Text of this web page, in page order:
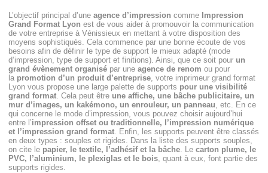
L’objectif principal d’uneagence d’impression comme Impression
Grand Format Lyon est de vous aider à promouvoir la communication
de votre entreprise à Vénissieux en mettant à votre disposition des
moyens sophistiqués. Cela commence par une bonne écoute de vos
besoins afin de définir le type de support le mieux adapté (mode
d’impression, type de support et finitions). Ainsi, que ce soit pour un
grand évènement organisé par uneagence de renom ou pour
la promotion d’un produit d’entreprise, votre imprimeur grand format
Lyon vous propose une large palette de supports pour une visibilité
grand format. Cela peut être une affiche, une bâche publicitaire, un
mur d’images, un kakémono, un enrouleur, un panneau, etc. En ce
qui concerne le mode d’impression, vous pouvez choisir aujourd’hui
entre l’impression offset ou traditionnelle, l’impression numérique
et l’impression grand format. Enfin, les supports peuvent être classés
en deux types : souples et rigides. Dans la liste des supports souples,
on cite le papier, le textile, l’adhésif et la bâche. Lecarton plume, le
PVC, l’aluminium, le plexiglas et le bois, quant à eux, font partie des
supports rigides.